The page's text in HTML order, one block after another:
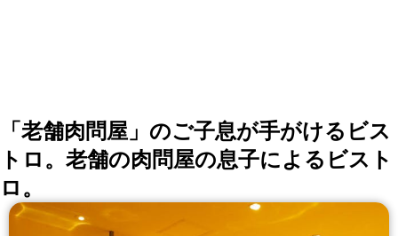
「老舗肉問屋」のご子息が手がけるビス
トロ。老舗の肉問屋の息子によるビスト
ロ。